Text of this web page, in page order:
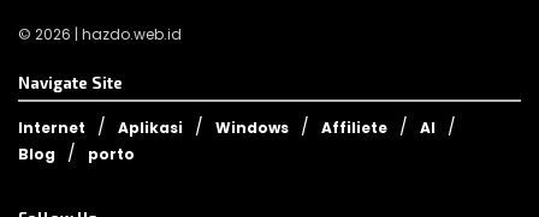
© 2026 | hazdo.web.id
Navigate Site
Internet Aplikasi Windows Affiliete
AI
Blog
porto